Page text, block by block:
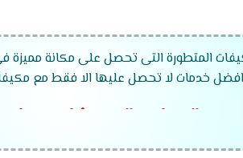
المتطورة التى تحصل على مكانة
افضل خدمات لا تحصل عليها الا فقط مع
قدرات تكييفات كاريير